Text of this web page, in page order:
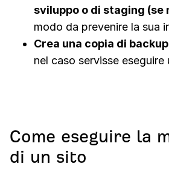
sviluppo o di staging (se
modo da prevenire la sua
Crea una copia di
nel caso servisse eseguire
Come eseguire la
di un sito